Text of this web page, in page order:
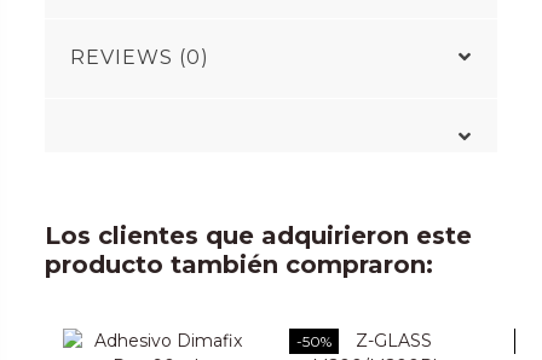
REVIEWS (0)
Los clientes que adquirieron este
producto también compraron:
-50%